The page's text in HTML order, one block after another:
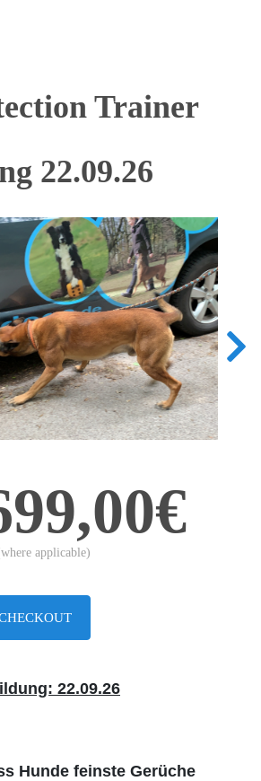
Trainer
22.09.26
applicable)
22.09.26
Hunde feinste Gerüche